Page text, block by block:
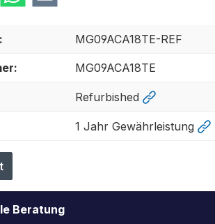
MG09ACA18TE-REF
MG09ACA18TE
Refurbished
1 Jahr Gewährleistung
Beratung